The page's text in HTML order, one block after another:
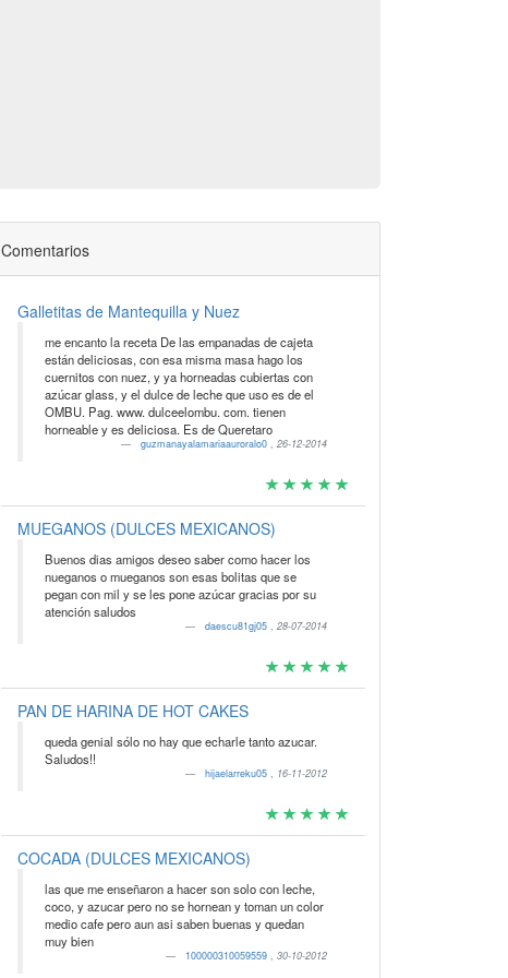
Comentarios
Galletitas de Mantequilla y Nuez
me encanto la receta De las empanadas de cajeta
están deliciosas, con esa misma masa hago los
cuernitos con nuez, y ya horneadas cubiertas con
azúcar glass, y el dulce de leche que uso es de el
OMBU. Pag. www. dulceelombu. com. tienen
horneable y es deliciosa. Es de Queretaro
guzmanayalamariaauroralo0,26-12-2014
MUEGANOS (DULCES MEXICANOS)
Buenos dias amigos deseo saber como hacer los
nueganos o mueganos son esas bolitas que se
pegan con mil y se les pone azúcar gracias por su
atención saludos
daescu81gj05,28-07-2014
PAN DE HARINA DE HOT CAKES
queda genial sólo no hay que echarle tanto azucar.
Saludos!!
hijaelarreku05, 16-11-2012
COCADA (DULCES MEXICANOS)
las que me enseñaron a hacer son solo con leche,
coco, y azucar pero no se hornean y toman un color
medio cafe pero aun asi saben buenas y quedan
muy bien
100000310059559,30-10-2012